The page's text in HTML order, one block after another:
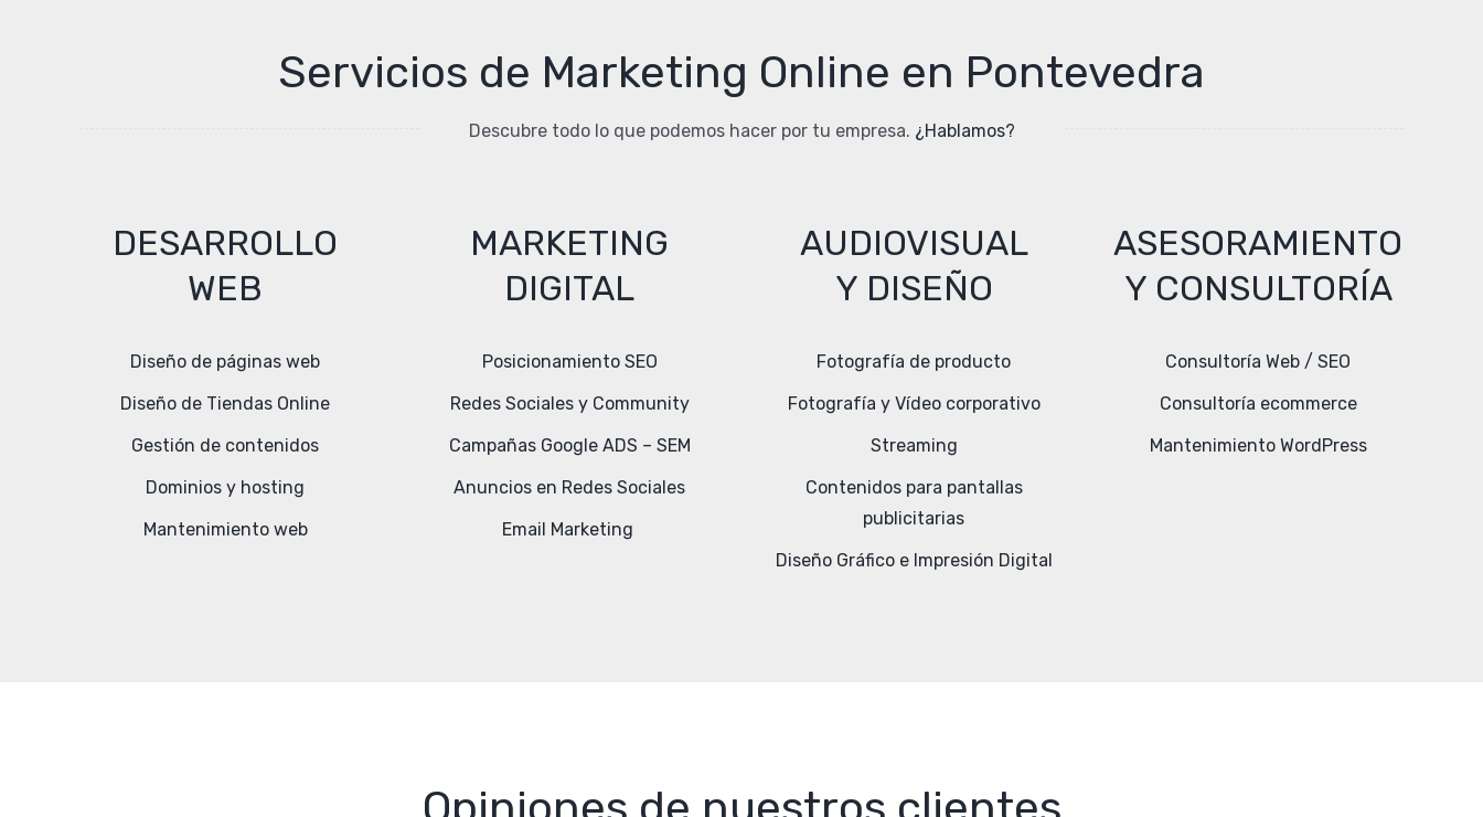
Servicios de Marketing Online en Pontevedra
Descubre todo lo que podemos hacer por tu empresa. ¿Hablamos?
DESARROLLO
WEB
Diseño de páginas web
Diseño de Tiendas Online
Gestión de contenidos
Dominios y hosting
Mantenimiento web
MARKETING
DIGITAL
Posicionamiento SEO
Redes Sociales y Community
Campañas Google ADS – SEM
Anuncios en Redes Sociales
Email Marketing
AUDIOVISUAL
Y DISEÑO
Fotografía de producto
Fotografía y Vídeo corporativo
Streaming
Contenidos para pantallas
publicitarias
Diseño Gráfico e Impresión Digital
ASESORAMIENTO
Y CONSULTORÍA
Consultoría Web / SEO
Consultoría ecommerce
Mantenimiento WordPress